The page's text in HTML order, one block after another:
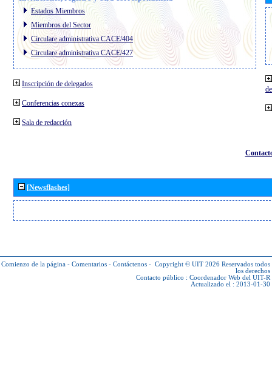
Estados Miembros
Miembros del Sector
Circulare administrativa CACE/404
Circulare administrativa CACE/427
Inscripción de delegados
Conferencias conexas
Sala de redacción
[Newsflashes]
Comienzo de la página - Comentarios - Contáctenos - Copyright © UIT 2026 Reservados todos
los derechos
Contacto público : Coordenador Web del UIT-R
Actualizado el : 2013-01-30